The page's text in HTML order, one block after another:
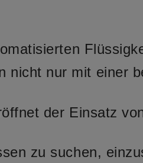
nicht nur mit einer
der Einsatz
zu suchen,